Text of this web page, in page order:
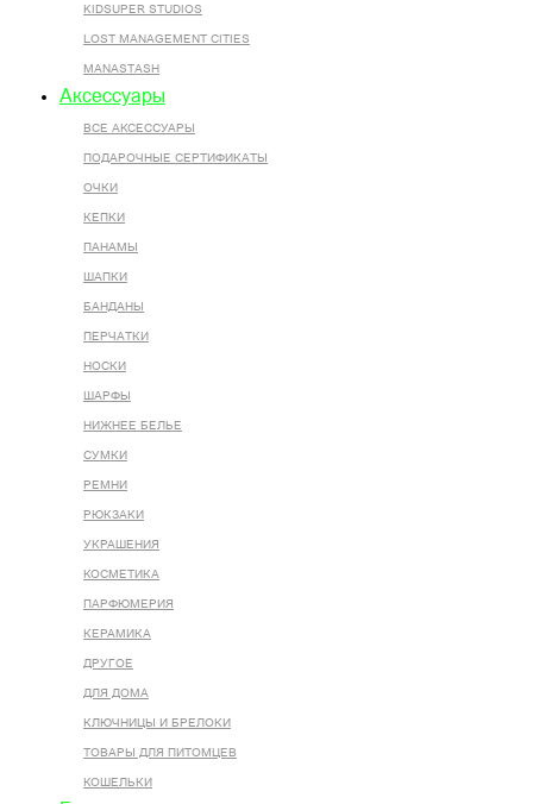
KIDSUPER STUDIOS
LOST MANAGEMENT CITIES
MANASTASH
Аксессуары
ВСЕ AКСЕССУАРЫ
ПОДАРОЧНЫЕ СЕРТИФИКАТЫ
ОЧКИ
КЕПКИ
ПАНАМЫ
ШАПКИ
БАНДАНЫ
ПЕРЧАТКИ
НОСКИ
ШАРФЫ
НИЖНЕЕ БЕЛЬЕ
СУМКИ
РЕМНИ
РЮКЗАКИ
УКРАШЕНИЯ
КОСМЕТИКА
ПАРФЮМЕРИЯ
КЕРАМИКА
ДРУГОЕ
ДЛЯ ДОМА
КЛЮЧНИЦЫ И БРЕЛОКИ
ТОВАРЫ ДЛЯ ПИТОМЦЕВ
КОШЕЛЬКИ